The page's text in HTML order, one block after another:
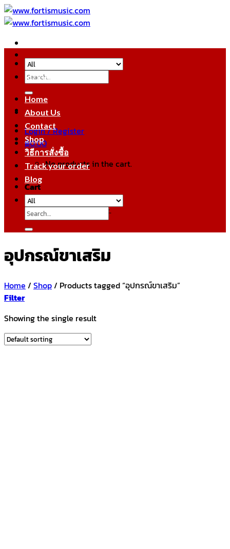
Skip
to
Search
for:
Login / Register
฿0.00
No products in the cart.
Cart
No products in the cart.
หมวดหมู่สินค้า
Home
About Us
Contact
Shop
วิธีการสั่งซื้อ
Track your order
Blog
Search
for:
อุปกรณ์ขาเสริม
Home / Shop/ Products tagged “อุปกรณ์ขาเสริม”
Filter
Showing the single result